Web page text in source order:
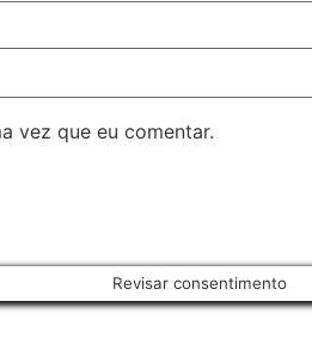
vez que eu comentar.
Revisar consentimento